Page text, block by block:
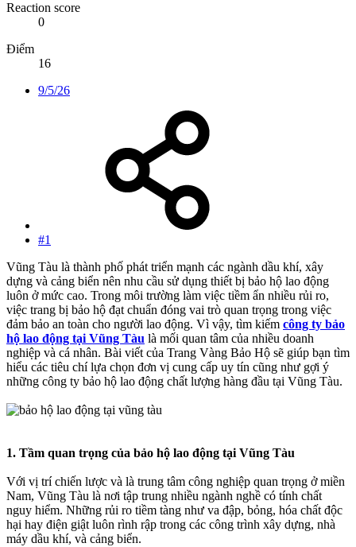
Reaction score
0
Điểm
16
9/5/26
#1
Vũng Tàu là thành phố phát triển mạnh các ngành dầu khí, xây
dựng và cảng biển nên nhu cầu sử dụng thiết bị bảo hộ lao động
luôn ở mức cao. Trong môi trường làm việc tiềm ẩn nhiều rủi ro,
việc trang bị bảo hộ đạt chuẩn đóng vai trò quan trọng trong việc
đảm bảo an toàn cho người lao động. Vì vậy, tìm kiếm công ty bảo
hộ lao động tại Vũng Tàu là mối quan tâm của nhiều doanh
nghiệp và cá nhân. Bài viết của Trang Vàng Bảo Hộ sẽ giúp bạn tìm
hiểu các tiêu chí lựa chọn đơn vị cung cấp uy tín cũng như gợi ý
những công ty bảo hộ lao động chất lượng hàng đầu tại Vũng Tàu.
1. Tầm quan trọng của bảo hộ lao động tại Vũng Tàu
Với vị trí chiến lược và là trung tâm công nghiệp quan trọng ở miền
Nam, Vũng Tàu là nơi tập trung nhiều ngành nghề có tính chất
nguy hiểm. Những rủi ro tiềm tàng như va đập, bỏng, hóa chất độc
hại hay điện giật luôn rình rập trong các công trình xây dựng, nhà
máy dầu khí, và cảng biển.